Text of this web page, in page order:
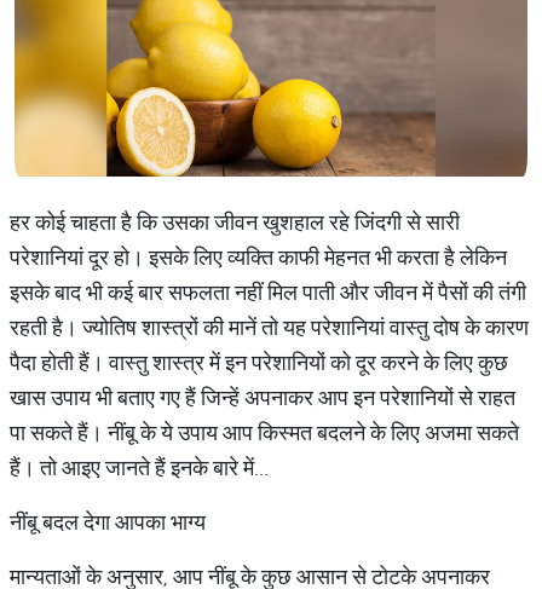
हर कोई चाहता है कि उसका जीवन खुशहाल रहे जिंदगी से सारी
परेशानियां दूर हो। इसके लिए व्यक्ति काफी मेहनत भी करता है लेकिन
इसके बाद भी कई बार सफलता नहीं मिल पाती और जीवन में पैसों की तंगी
रहती है। ज्योतिष शास्त्रों की मानें तो यह परेशानियां वास्तु दोष के कारण
पैदा होती हैं। वास्तु शास्त्र में इन परेशानियों को दूर करने के लिए कुछ
खास उपाय भी बताए गए हैं जिन्हें अपनाकर आप इन परेशानियों से राहत
पा सकते हैं। नींबू के ये उपाय आप किस्मत बदलने के लिए अजमा सकते
हैं। तो आइए जानते हैं इनके बारे में...
नींबू बदल देगा आपका भाग्य
मान्यताओं के अनुसार, आप नींबू के कुछ आसान से टोटके अपनाकर